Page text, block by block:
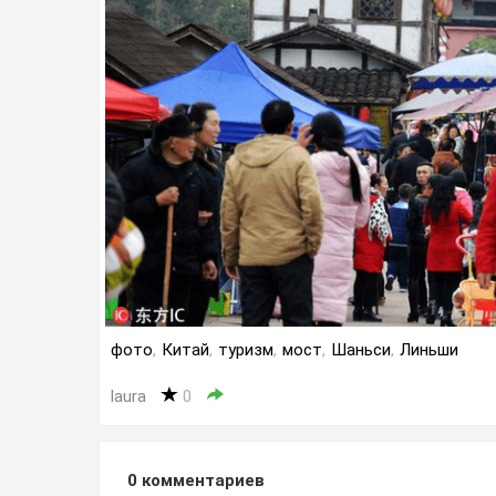
фото, Китай, туризм, мост, Шаньси, Линьши
laura 0
0 комментариев